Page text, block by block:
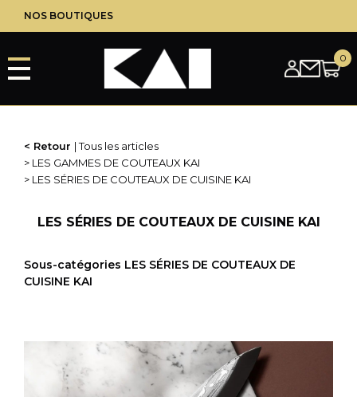
principal
NOS BOUTIQUES
Retour
Tous les articles
LES GAMMES DE COUTEAUX KAI
LES SÉRIES DE COUTEAUX DE CUISINE KAI
LES SÉRIES DE COUTEAUX DE CUISINE KAI
Sous-catégories LES SÉRIES DE COUTEAUX DE
CUISINE KAI